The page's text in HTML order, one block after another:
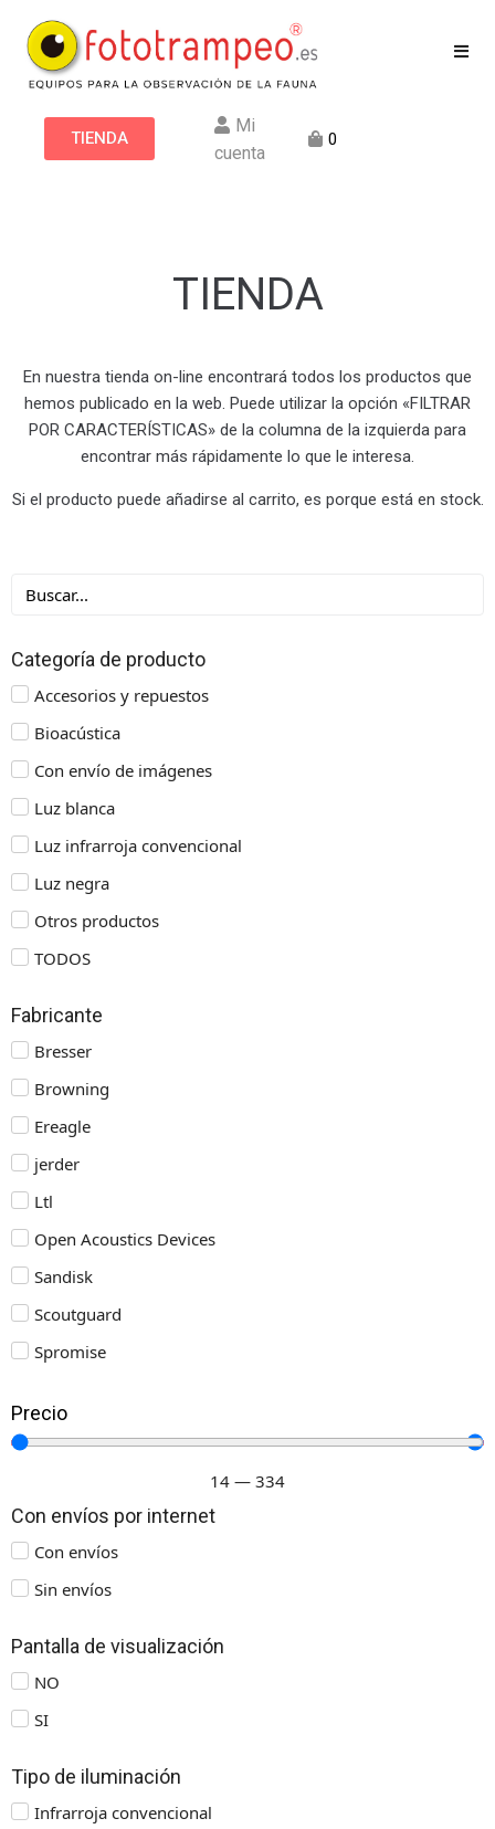
TIENDA
Mi
cuenta
0
TIENDA
En nuestra tienda on-line encontrará todos los productos que
hemos publicado en la web. Puede utilizar la opción «FILTRAR
POR CARACTERÍSTICAS» de la columna de la izquierda para
encontrar más rápidamente lo que le interesa.
Si el producto puede añadirse al carrito, es porque está en stock.
Categoría de producto
Accesorios y repuestos
Bioacústica
Con envío de imágenes
Luz blanca
Luz infrarroja convencional
Luz negra
Otros productos
TODOS
Fabricante
Bresser
Browning
Ereagle
jerder
Ltl
Open Acoustics Devices
Sandisk
Scoutguard
Spromise
Precio
14 — 334
Con envíos por internet
Con envíos
Sin envíos
Pantalla de visualización
NO
SI
Tipo de iluminación
Infrarroja convencional